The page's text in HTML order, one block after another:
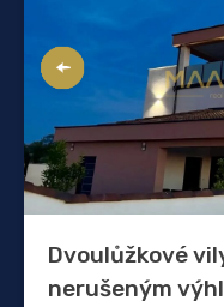
Dvoulůžkové
nerušeným